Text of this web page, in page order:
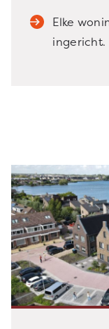
Elke
ingericht.